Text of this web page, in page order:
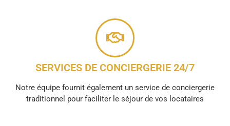
SERVICES DE CONCIERGERIE 24/7
Notre équipe fournit également un service de conciergerie
traditionnel pour faciliter le séjour de vos locataires